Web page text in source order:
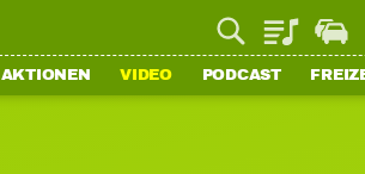
Playlist
AKTIONEN VIDEO PODCAST